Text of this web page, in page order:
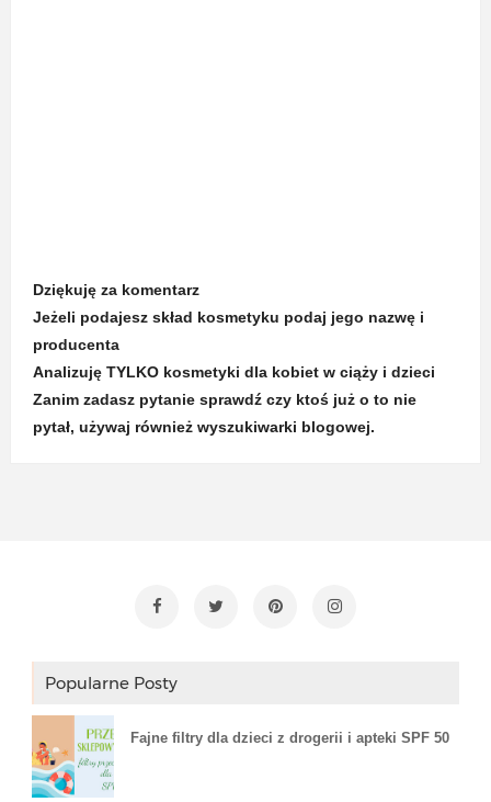
Dziękuję za komentarz
Jeżeli podajesz skład kosmetyku podaj jego nazwę i
producenta
Analizuję TYLKO kosmetyki dla kobiet w ciąży i dzieci
Zanim zadasz pytanie sprawdź czy ktoś już o to nie
pytał, używaj również wyszukiwarki blogowej.
Popularne Posty
Fajne filtry dla dzieci z drogerii i apteki SPF 50